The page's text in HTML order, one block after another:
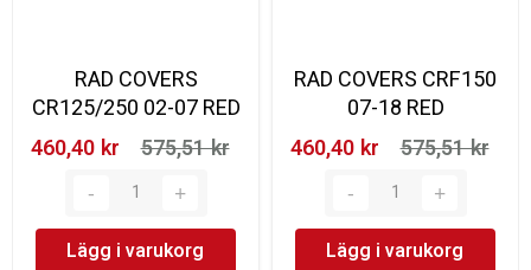
RAD COVERS
CR125/250 02-07 RED
460,40 kr‎
575,51 kr‎
Lägg i varukorg
RAD COVERS CRF150
07-18 RED
460,40 kr‎
575,51 kr‎
Lägg i varukorg